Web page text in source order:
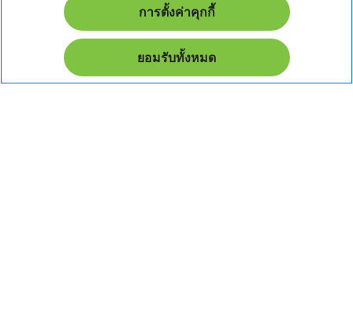
e
n
d
d
n
News & Promotion
Promotion
การตั้งค่าคุกกี้
ยอมรับทั้งหมด